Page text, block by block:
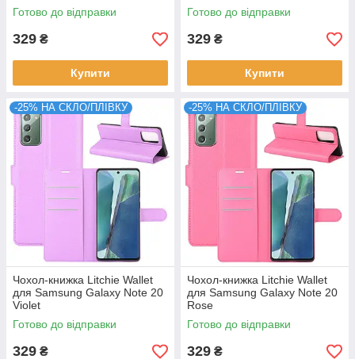
Готово до відправки
329 ₴
Купити
Готово до відправки
329 ₴
Купити
-25% НА СКЛО/ПЛІВКУ
Чохол-книжка Litchie Wallet
для Samsung Galaxy Note 20
Violet
Готово до відправки
329 ₴
-25% НА СКЛО/ПЛІВКУ
Чохол-книжка Litchie Wallet
для Samsung Galaxy Note 20
Rose
Готово до відправки
329 ₴